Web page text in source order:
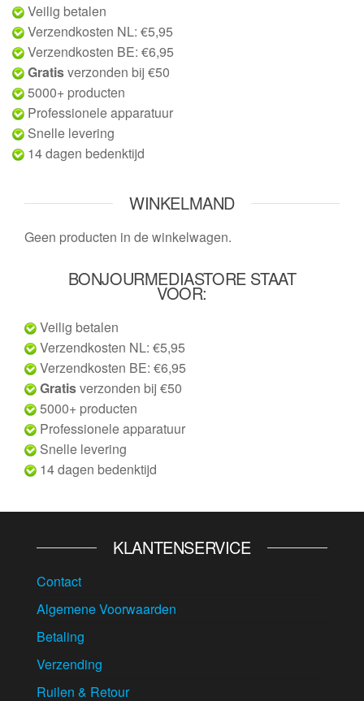
Veilig betalen
Verzendkosten NL: €5,95
Verzendkosten BE: €6,95
Gratisverzonden bij €50
5000+ producten
Professionele apparatuur
Snelle levering
14 dagen bedenktijd
WINKELMAND
Geen producten in de winkelwagen.
BONJOURMEDIASTORE STAAT
VOOR:
Veilig betalen
Verzendkosten NL: €5,95
Verzendkosten BE: €6,95
Gratisverzonden bij €50
5000+ producten
Professionele apparatuur
Snelle levering
14 dagen bedenktijd
KLANTENSERVICE
Contact
Algemene Voorwaarden
Betaling
Verzending
Ruilen & Retour